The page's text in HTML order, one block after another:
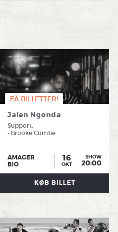
FÅ BILLETTER!
Jalen Ngonda
Support:
- Brooke Combe
AMAGER
BIO
16
OKT
SHOW
20:00
KØB BILLET